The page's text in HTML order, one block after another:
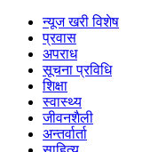
न्यूज खरी विशेष
प्रवास
अपराध
सूचना प्रविधि
शिक्षा
स्वास्थ्य
जीवनशैली
अन्तर्वार्ता